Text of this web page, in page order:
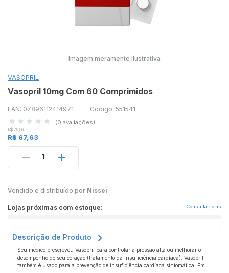
Imagem meramente ilustrativa
VASOPRIL
Vasopril 10mg Com 60 Comprimidos
EAN: 07896112414971 Código: 551541
(0 avaliações)
R$ 79,56
R$ 67,63
1
Vendido e distribuído por Nissei
Lojas próximas com estoque: Consultar lojas
Descrição de Produto
Seu médico prescreveu Vasopril para controlar a pressão alta ou melhorar o
desempenho do seu coração (tratamento da insuficiência cardíaca). Vasopril
também é usado para a prevenção de insuficiência cardíaca sintomática. Em